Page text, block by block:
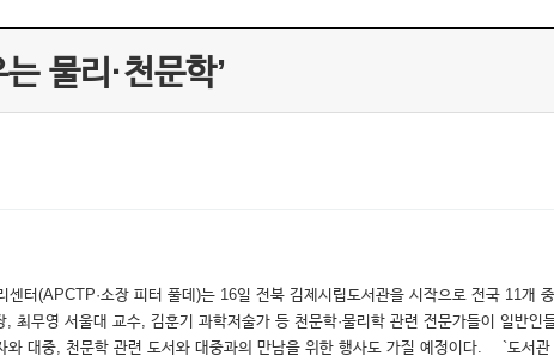
물리·천문학’
터(APCTP·소장 피터 풀데)는 16일 전북 김제시립도서관을 시작으로 전국 11개
무영 서울대 교수, 김훈기 과학저술가 등 천문학·물리학 관련 전문가들이 일반
대중, 천문학 관련 도서와 대중과의 만남을 위한 행사도 가질 예정이다. `도서